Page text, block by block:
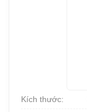
Kích thước: